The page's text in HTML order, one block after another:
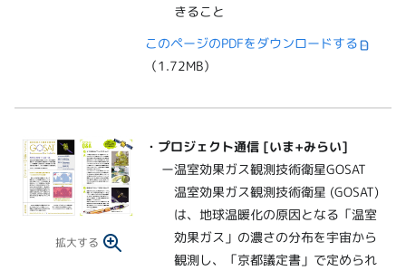
きること
このページのPDFをダウンロードする
（1.72MB）
拡大する
・ プロジェクト通信 [いま+みらい]
ー温室効果ガス観測技術衛星GOSAT
温室効果ガス観測技術衛星 (GOSAT)
は、地球温暖化の原因となる「温室
効果ガス」の濃さの分布を宇宙から
観測し、「京都議定書」で定められ